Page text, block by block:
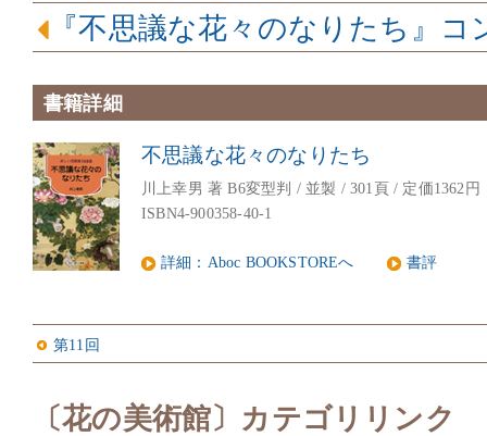
『不思議な花々のなりたち』コ
書籍詳細
不思議な花々のなりたち
川上幸男 著 B6変型判 / 並製 / 301頁 / 定価1362円
ISBN4-900358-40-1
詳細：Aboc BOOKSTOREへ 書評
第11回
〔花の美術館〕カテゴリリンク